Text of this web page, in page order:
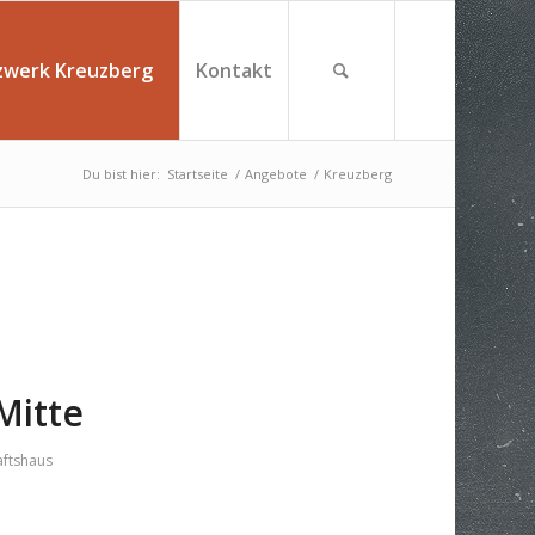
Kreuzberg Kontakt
Du bist hier: Startseite / Angebote / Kreuzberg